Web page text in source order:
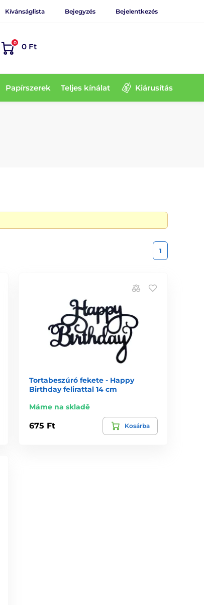
Kívánságlista Bejegyzés Bejelentkezés
0 0 Ft
Papírszerek Teljes kínálat Kiárusítás
1
Tortabeszúró fekete - Happy
Birthday felirattal 14 cm
Máme na skladě
675 Ft Kosárba